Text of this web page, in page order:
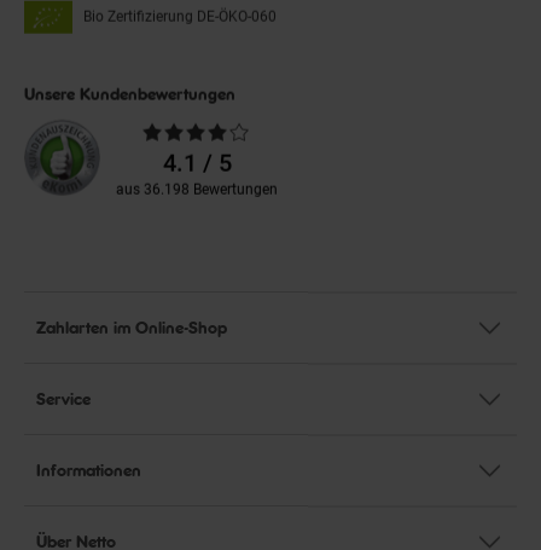
Bio Zertifizierung DE-ÖKO-060
Unsere Kundenbewertungen
Durchschnittliche
Bewertungen4.1 / 5
aus 36.198 Bewertungen
Zahlarten im Online-Shop
Service
Informationen
Über Netto